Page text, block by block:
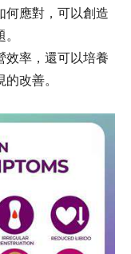
何應對，可以創造
效率，還可以培養
改善。